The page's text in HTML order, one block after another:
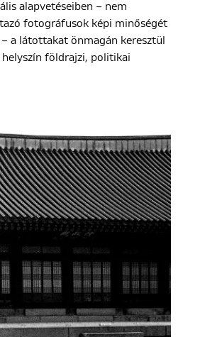
alapvetéseiben – nem
fotográfusok képi minőségét
a látottakat önmagán keresztül
helyszín földrajzi, politikai